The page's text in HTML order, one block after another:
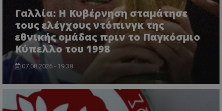
Γαλλία: Η Κυβέρνηση σταμάτησε
τους ελέγχους ντόπινγκ της
εθνικής ομάδας πριν το Παγκόσμιο
Κύπελλο του 1998
07.08.2026 - 19:38